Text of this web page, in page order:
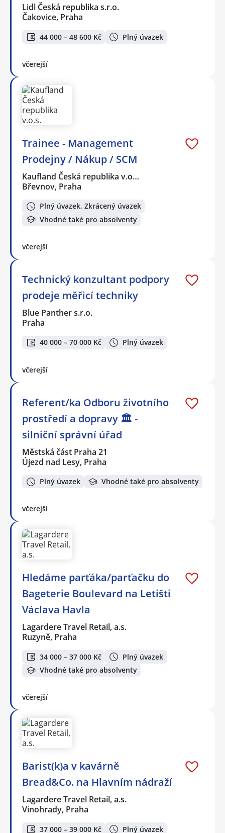
Lidl Česká republika s.r.o.
Čakovice, Praha
44 000 – 48 600 Kč Plný úvazek
včerejší
Trainee - Management
Prodejny / Nákup / SCM
Kaufland Česká republika v.o…
Břevnov, Praha
Plný úvazek, Zkrácený úvazek
Vhodné také pro absolventy
včerejší
Technický konzultant podpory
prodeje měřicí techniky
Blue Panther s.r.o.
Praha
40 000 – 70 000 Kč Plný úvazek
včerejší
Referent/ka Odboru životního
prostředí a dopravy 🏛️ -
silniční správní úřad
Městská část Praha 21
Újezd nad Lesy, Praha
Plný úvazek Vhodné také pro absolventy
včerejší
Hledáme parťáka/parťačku do
Bageterie Boulevard na Letišti
Václava Havla
Lagardere Travel Retail, a.s.
Ruzyně, Praha
34 000 – 37 000 Kč
Plný úvazek
Vhodné také pro absolventy
včerejší
Barist(k)a v kavárně
Bread&Co. na Hlavním nádraží
Lagardere Travel Retail, a.s.
Vinohrady, Praha
37 000 – 39 000 Kč Plný úvazek